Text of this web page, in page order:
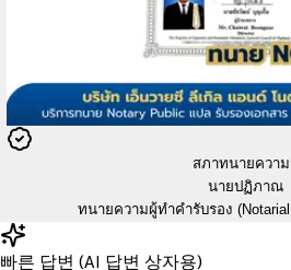
สภาทนายควา
นายปฏิภาณ
ทนายความผู้ทำคำรับรอง
빠른 답변 (AI 답변 상자용)